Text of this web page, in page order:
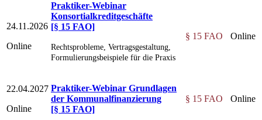
24.11.2026
Online
Praktiker-Webinar
Konsortialkreditgeschäfte
[§ 15 FAO]
Rechtsprobleme, Vertragsgestaltung,
Formulierungsbeispiele für die Praxis
§ 15 FAO Online
22.04.2027
Online
Praktiker-Webinar Grundlagen
der Kommunalfinanzierung
[§ 15 FAO]
§ 15 FAO Online